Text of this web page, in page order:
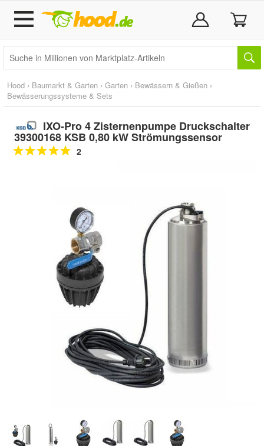
Hood › Baumarkt & Garten › Garten › Bewässern & Gießen ›
Bewässerungssysteme & Sets
IXO-Pro 4 Zisternenpumpe Druckschalter
39300168 KSB 0,80 kW Strömungssensor
2
Doppelt antippen zum
vergrößern